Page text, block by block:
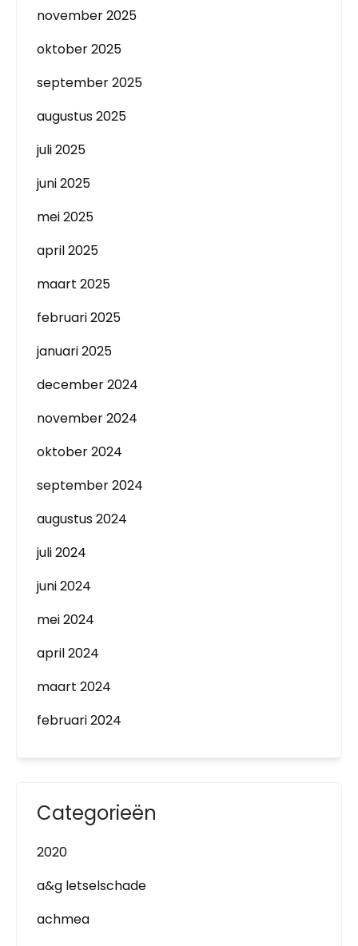
november 2025
oktober 2025
september 2025
augustus 2025
juli 2025
juni 2025
mei 2025
april 2025
maart 2025
februari 2025
januari 2025
december 2024
november 2024
oktober 2024
september 2024
augustus 2024
juli 2024
juni 2024
mei 2024
april 2024
maart 2024
februari 2024
Categorieën
2020
a&g letselschade
achmea